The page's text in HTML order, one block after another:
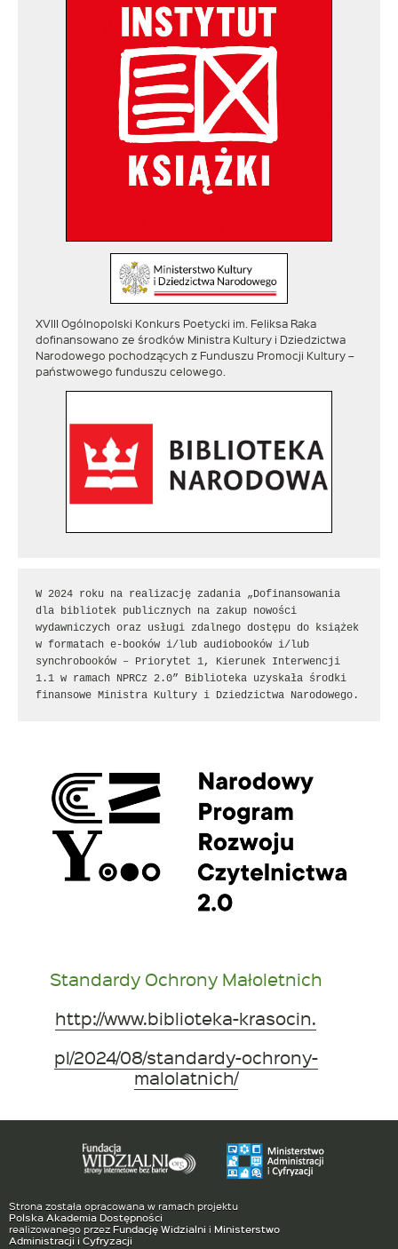
XVIII Ogólnopolski Konkurs Poetycki im. Feliksa Raka
dofinansowano ze środków Ministra Kultury i Dziedzictwa
Narodowego pochodzących z Funduszu Promocji Kultury –
państwowego funduszu celowego.
W 2024 roku na realizację zadania „Dofinansowania
dla bibliotek publicznych na zakup nowości
wydawniczych oraz usługi zdalnego dostępu do książek
w formatach e-booków i/lub audiobooków i/lub
synchrobooków – Priorytet 1, Kierunek Interwencji
1.1 w ramach NPRCz 2.0” Biblioteka uzyskała środki
finansowe Ministra Kultury i Dziedzictwa Narodowego.
Standardy Ochrony Małoletnich
http://www.biblioteka-krasocin.
pl/2024/08/standardy-ochrony-
malolatnich/
Strona została opracowana w ramach projektu
Polska Akademia Dostępności
realizowanego przez Fundację Widzialni i Ministerstwo
Administracji i Cyfryzacji